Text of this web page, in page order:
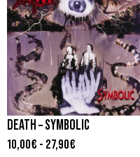
DEATH – SYMBOLIC
10,00€ - 27,90€